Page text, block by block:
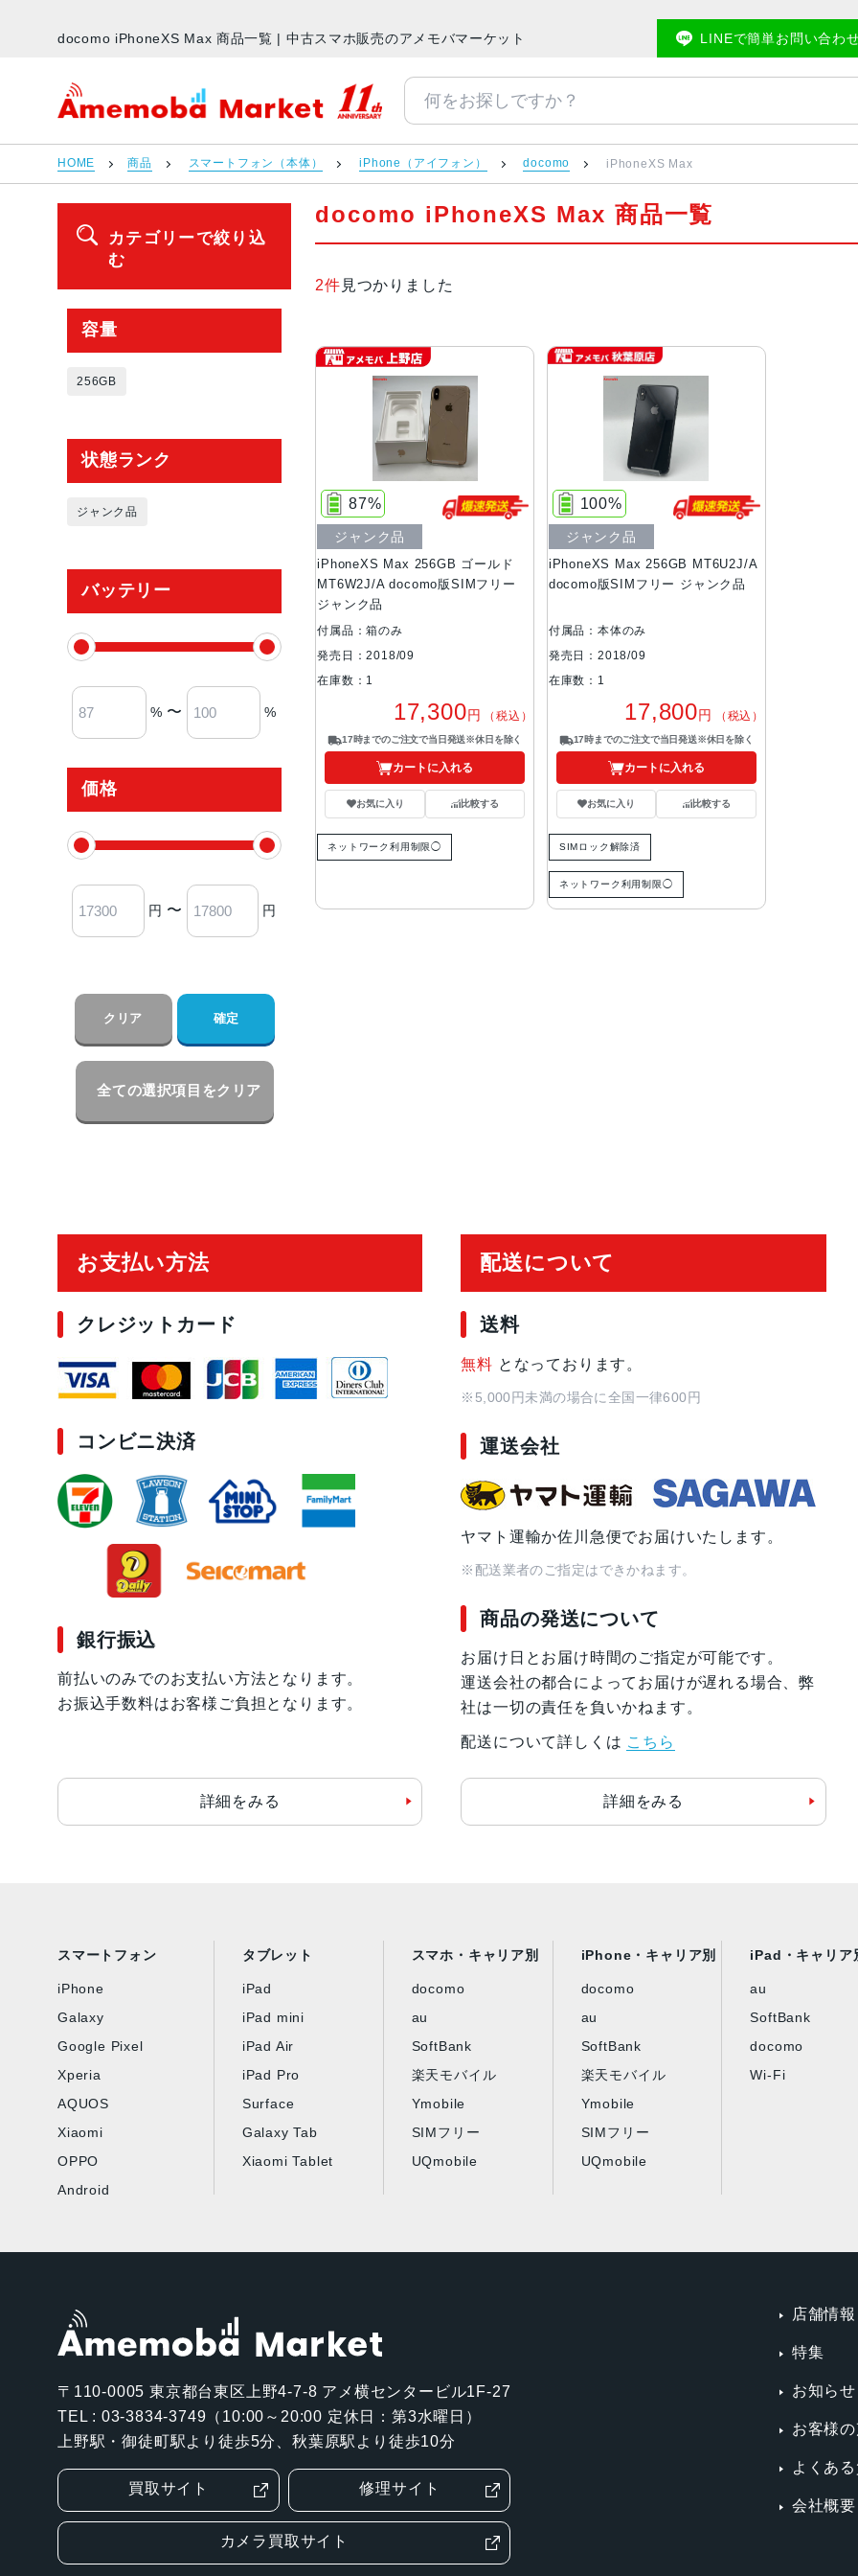
docomo iPhoneXS Max 商品一覧 | 中古スマホ販売のアメモバマーケット LINEで簡単お問い合わ
アメモバマーケット
HOME 商品 スマートフォン（本体） iPhone（アイフォン） docomo iPhoneXS Max
カテゴリーで絞り込
む
容量
256GB
状態ランク
ジャンク品
バッテリー
% 〜 %
価格
円 〜 円
クリア 確定
全ての選択項目をクリア
docomo iPhoneXS Max 商品一覧
2件 見つかりました
iPhoneXS Max 256GB ゴールド
MT6W2J/A docomo版SIMフリー
ジャンク品
87%
ジャンク品
付属品：箱のみ
発売日：2018/09
在庫数：1
17,300円 （税込）
17時までのご注文で当日発送※休日を除く
カートに入れる
お気に入り 比較する
ネットワーク利用制限◯
iPhoneXS Max 256GB MT6U2J/A
docomo版SIMフリー ジャンク品
100%
ジャンク品
付属品：本体のみ
発売日：2018/09
在庫数：1
17,800円 （税込）
17時までのご注文で当日発送※休日を除く
カートに入れる
お気に入り 比較する
SIMロック解除済
ネットワーク利用制限◯
お支払い方法
クレジットカード
コンビニ決済
銀行振込
前払いのみでのお支払い方法となります。
お振込手数料はお客様ご負担となります。
詳細をみる
配送について
送料
無料 となっております。
※5,000円未満の場合に全国一律600円
運送会社
ヤマト運輸か佐川急便でお届けいたします。
※配送業者のご指定はできかねます。
商品の発送について
お届け日とお届け時間のご指定が可能です。
運送会社の都合によってお届けが遅れる場合、弊
社は一切の責任を負いかねます。
配送について詳しくは こちら
詳細をみる
スマートフォン
iPhone
Galaxy
Google Pixel
Xperia
AQUOS
Xiaomi
OPPO
Android
タブレット
iPad
iPad mini
iPad Air
iPad Pro
Surface
Galaxy Tab
Xiaomi Tablet
スマホ・キャリア別
docomo
au
SoftBank
楽天モバイル
Ymobile
SIMフリー
UQmobile
iPhone・キャリア別
docomo
au
SoftBank
楽天モバイル
Ymobile
SIMフリー
UQmobile
iPad・キャリア
au
SoftBank
docomo
Wi-Fi
〒110-0005 東京都台東区上野4-7-8 アメ横センタービル1F-27
TEL : 03-3834-3749（10:00～20:00 定休日：第3水曜日）
上野駅・御徒町駅より徒歩5分、秋葉原駅より徒歩10分
買取サイト 修理サイト
カメラ買取サイト
店舗情報
特集
お知ら
お客様
よくあ
会社概要